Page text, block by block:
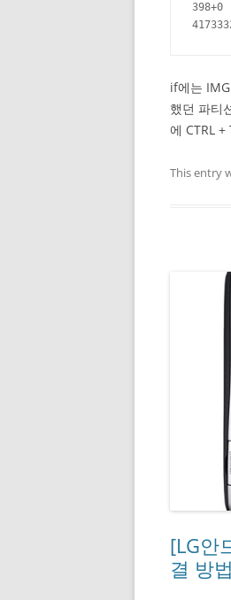
398+0
if에는
했던 파티
에 CTRL
This entry
[LG안
결 방법